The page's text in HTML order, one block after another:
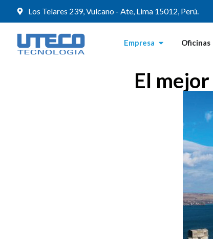
Los Telares 239, Vulcano - Ate, Lima 15012, Perú.
Empresa Oficinas
El